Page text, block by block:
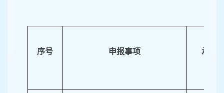
序号 申报事项 承办